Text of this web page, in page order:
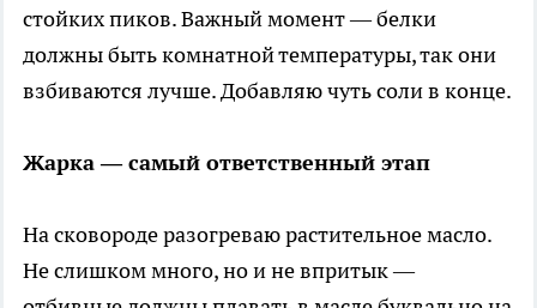
стойких пиков. Важный момент — белки
должны быть комнатной температуры, так они
взбиваются лучше. Добавляю чуть соли в конце.
Жарка — самый ответственный этап
На сковороде разогреваю растительное масло.
Не слишком много, но и не впритык —